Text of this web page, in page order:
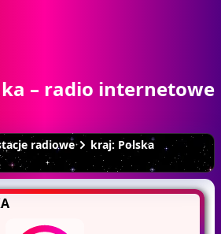
– radio internetowe
radiowe
kraj: Polska